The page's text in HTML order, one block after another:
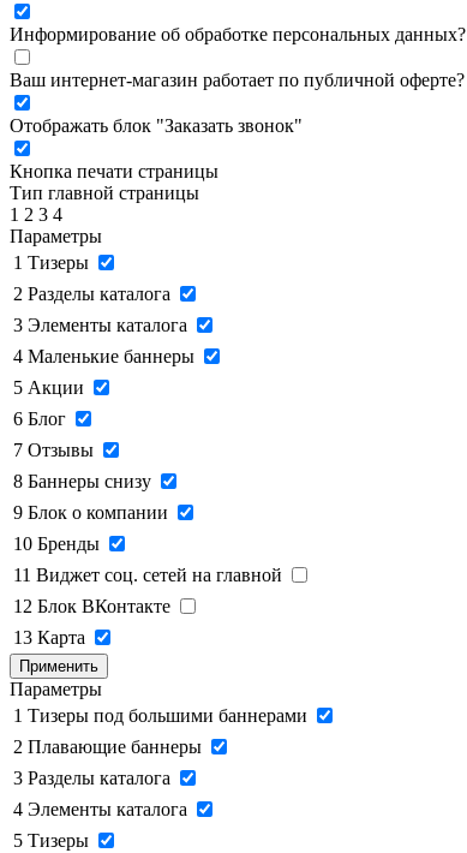
Информирование об обработке персональных данных?
Ваш интернет-магазин работает по публичной оферте?
Отображать блок "Заказать звонок"
Кнопка печати страницы
Тип главной страницы
1 2 3 4
Параметры
1 Тизеры
2 Разделы каталога
3 Элементы каталога
4 Маленькие баннеры
5 Акции
6 Блог
7 Отзывы
8 Баннеры снизу
9 Блок о компании
10 Бренды
11 Виджет соц. сетей на главной
12 Блок ВКонтакте
13 Карта
Применить
Параметры
1 Тизеры под большими баннерами
2 Плавающие баннеры
3 Разделы каталога
4 Элементы каталога
5 Тизеры